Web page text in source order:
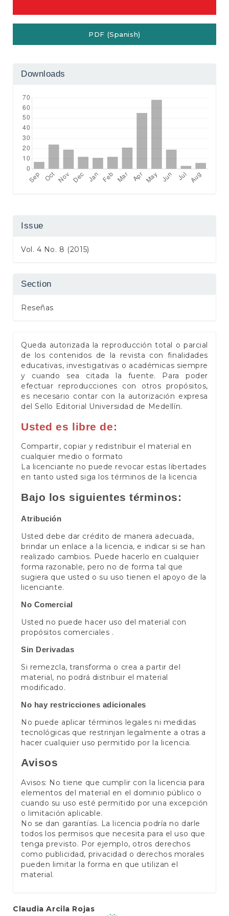
PDF (Spanish)
Downloads
Issue
Vol. 4 No. 8 (2015)
Section
Reseñas
Queda autorizada la reproducción total o parcial
de los contenidos de la revista con finalidades
educativas, investigativas o académicas siempre
y cuando sea citada la fuente. Para poder
efectuar reproducciones con otros propósitos,
es necesario contar con la autorización expresa
del Sello Editorial Universidad de Medellín.
Usted es libre de:
Compartir, copiar y redistribuir el material en
cualquier medio o formato
La licenciante no puede revocar estas libertades
en tanto usted siga los términos de la licencia
Bajo los siguientes términos:
Atribución
Usted debe dar crédito de manera adecuada,
brindar un enlace a la licencia, e indicar si se han
realizado cambios. Puede hacerlo en cualquier
forma razonable, pero no de forma tal que
sugiera que usted o su uso tienen el apoyo de la
licenciante.
No Comercial
Usted no puede hacer uso del material con
propósitos comerciales .
Sin Derivadas
Si remezcla, transforma o crea a partir del
material, no podrá distribuir el material
modificado.
No hay restricciones adicionales
No puede aplicar términos legales ni medidas
tecnológicas que restrinjan legalmente a otras a
hacer cualquier uso permitido por la licencia.
Avisos
Avisos: No tiene que cumplir con la licencia para
elementos del material en el dominio público o
cuando su uso esté permitido por una excepción
o limitación aplicable.
No se dan garantías. La licencia podría no darle
todos los permisos que necesita para el uso que
tenga previsto. Por ejemplo, otros derechos
como publicidad, privacidad o derechos morales
pueden limitar la forma en que utilizan el
material.
Main
Claudia Arcila Rojas